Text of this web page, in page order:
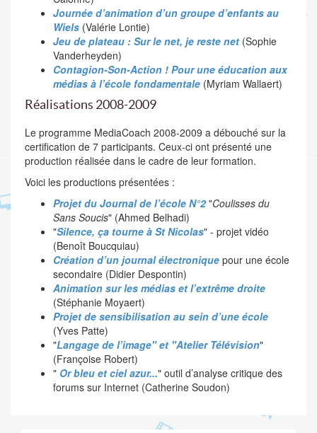
Journée d’animation d’un groupe d’enfants au
Wiels (Valérie Lontie)
Jeu de plateau : Sur le net, je reste net (Sophie
Vanderheyden)
Contagion-Son-Action ! Pour une éducation aux
médias à l’école fondamentale (Myriam Wallaert)
Réalisations 2008-2009
Le programme MediaCoach 2008-2009 a débouché sur la
certification de 7 participants. Ceux-ci ont présenté une
production réalisée dans le cadre de leur formation.
Voici les productions présentées :
Projet du Journal de l’école N°2"Coulisses du
Sans Soucis" (Ahmed Belhadi)
"Silence, ça tourne à St Nicolas" - projet vidéo
(Benoît Boucquiau)
Création d’un journal électronique pour une école
secondaire (Didier Despontin)
Animation sur les médias et l’extrême droite
(Stéphanie Moyaert)
Projet de sensibilisation au sein d’une école
(Yves Patte)
"Langage de l’image" et "Atelier Télévision"
(Françoise Robert)
" Or bleu et ciel azur..." outil d’analyse critique des
forums sur Internet (Catherine Soudon)